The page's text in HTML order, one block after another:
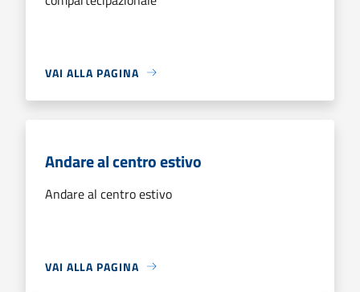
VAI ALLA PAGINA
Andare al centro estivo
Andare al centro estivo
VAI ALLA PAGINA